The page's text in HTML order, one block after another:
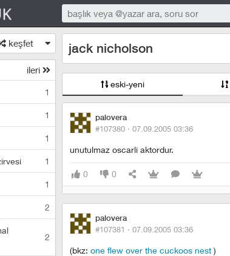
keşfet
ileri
1
1
1
1
1
2
2
jack nicholson
eski-yeni
palovera
#107380 · 07.09.2005 03:36
unutulmaz oscarli aktordur.
0 0
palovera
#107381 · 07.09.2005 03:36
(bkz: one flew over the cuckoos nest )